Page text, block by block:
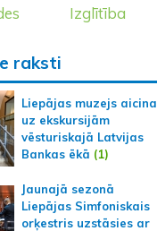
Izglītība
raksti
Liepājas muzejs aicina
uz ekskursijām
vēsturiskajā Latvijas
Bankas ēkā (1)
Jaunajā sezonā
Liepājas Simfoniskais
orķestris uzstāsies ar